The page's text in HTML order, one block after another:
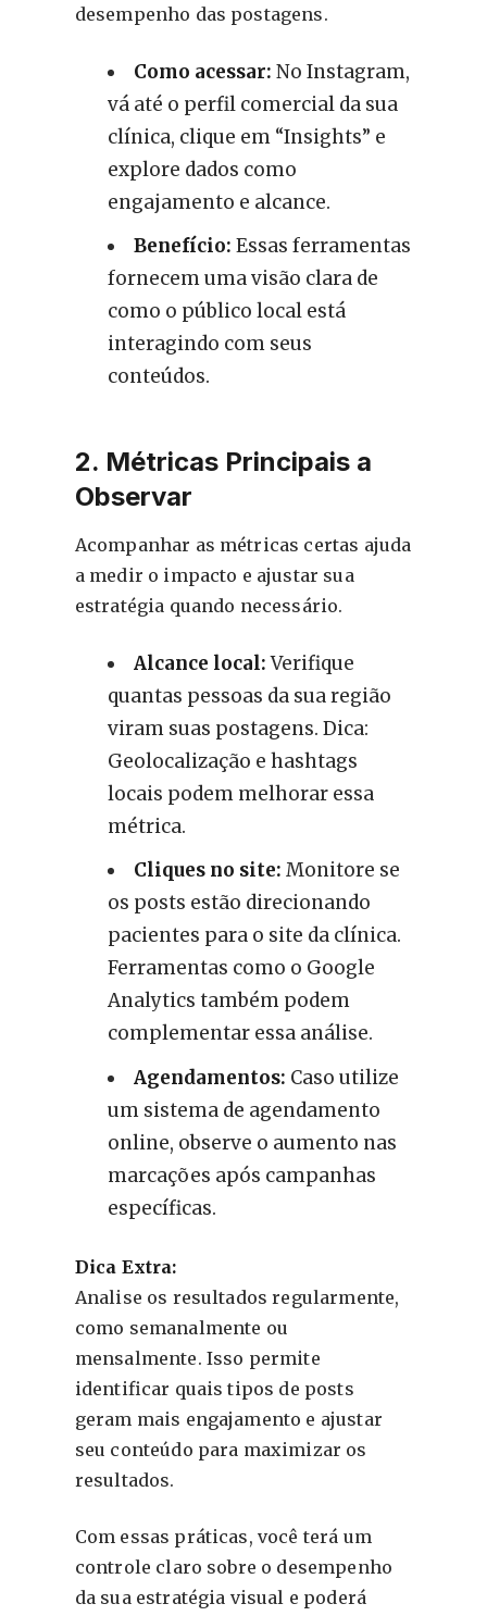
desempenho das postagens.
Como acessar: No Instagram,
vá até o perfil comercial da sua
clínica, clique em “Insights” e
explore dados como
engajamento e alcance.
Benefício: Essas ferramentas
fornecem uma visão clara de
como o público local está
interagindo com seus
conteúdos.
2. Métricas Principais a
Observar
Acompanhar as métricas certas ajuda
a medir o impacto e ajustar sua
estratégia quando necessário.
Alcance local:Verifique
quantas pessoas da sua região
viram suas postagens. Dica:
Geolocalização e hashtags
locais podem melhorar essa
métrica.
Cliques no site: Monitore se
os posts estão direcionando
pacientes para o site da clínica.
Ferramentas como o Google
Analytics também podem
complementar essa análise.
Agendamentos: Caso utilize
um sistema de agendamento
online, observe o aumento nas
marcações após campanhas
específicas.
Dica Extra:
Analise os resultados regularmente,
como semanalmente ou
mensalmente. Isso permite
identificar quais tipos de posts
geram mais engajamento e ajustar
seu conteúdo para maximizar os
resultados.
Com essas práticas, você terá um
controle claro sobre o desempenho
da sua estratégia visual e poderá